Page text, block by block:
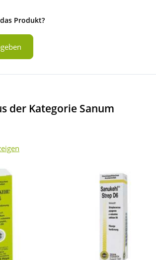
Produkt?
der Kategorie Sanum